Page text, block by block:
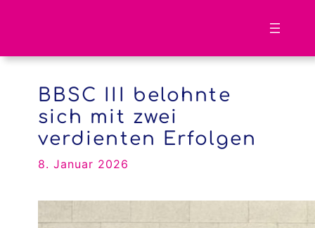
BBSC III belohnte
sich mit zwei
verdienten Erfolgen
8. Januar 2026